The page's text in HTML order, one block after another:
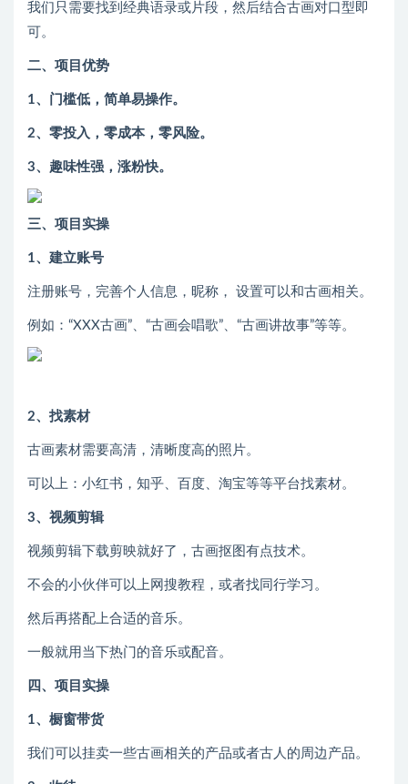
我们只需要找到经典语录或片段，然后结合古画对口型即
可。
二、项目优势
1、门槛低，简单易操作。
2、零投入，零成本，零风险。
3、趣味性强，涨粉快。
三、项目实操
1、建立账号
注册账号，完善个人信息，昵称， 设置可以和古画相关。
例如：“XXX古画”、“古画会唱歌”、“古画讲故事”等等。
2、找素材
古画素材需要高清，清晰度高的照片。
可以上：小红书，知乎、百度、淘宝等等平台找素材。
3、视频剪辑
视频剪辑下载剪映就好了，古画抠图有点技术。
不会的小伙伴可以上网搜教程，或者找同行学习。
然后再搭配上合适的音乐。
一般就用当下热门的音乐或配音。
四、项目实操
1、橱窗带货
我们可以挂卖一些古画相关的产品或者古人的周边产品。